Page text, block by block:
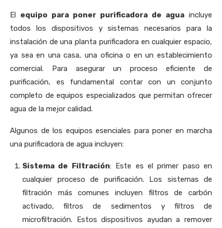
El equipo para poner purificadora de agua incluye
todos los dispositivos y sistemas necesarios para la
instalación de una planta purificadora en cualquier espacio,
ya sea en una casa, una oficina o en un establecimiento
comercial. Para asegurar un proceso eficiente de
purificación, es fundamental contar con un conjunto
completo de equipos especializados que permitan ofrecer
agua de la mejor calidad.
Algunos de los equipos esenciales para poner en marcha
una purificadora de agua incluyen:
Sistema de Filtración: Este es el primer paso en
cualquier proceso de purificación. Los sistemas de
filtración más comunes incluyen filtros de carbón
activado, filtros de sedimentos y filtros de
microfiltración. Estos dispositivos ayudan a remover